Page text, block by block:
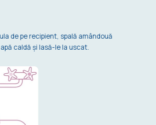
de pe recipient, spală amândouă
caldă şi lasă-le la uscat.